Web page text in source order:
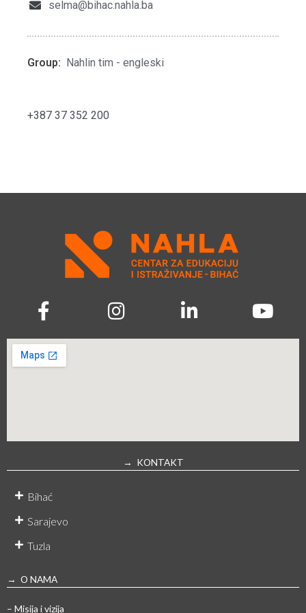
selma@bihac.nahla.ba
Group: Nahlin tim - engleski
+387 37 352 200
→ KONTAKT
Bihać
Sarajevo
Tuzla
→ O NAMA
– Misija i vizija